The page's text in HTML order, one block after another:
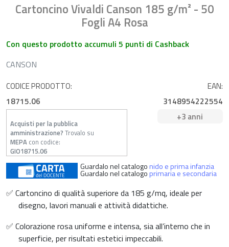
Cartoncino Vivaldi Canson 185 g/m² - 50
Fogli A4 Rosa
Con questo prodotto accumuli 5 punti di Cashback
CANSON
CODICE PRODOTTO:
18715.06
EAN:
3148954222554
Acquisti per la pubblica
amministrazione? Trovalo su
MEPA con codice:
GIO18715.06
+3 anni
Guardalo nel catalogonido e prima infanzia
Guardalo nel catalogoprimaria e secondaria
✅ Cartoncino di qualità superiore da 185 g/mq, ideale per
disegno, lavori manuali e attività didattiche.
✅ Colorazione rosa uniforme e intensa, sia all’interno che in
superficie, per risultati estetici impeccabili.